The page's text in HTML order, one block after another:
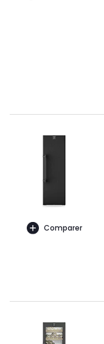
Comparer